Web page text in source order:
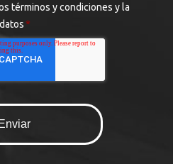
términos y condiciones y la
*